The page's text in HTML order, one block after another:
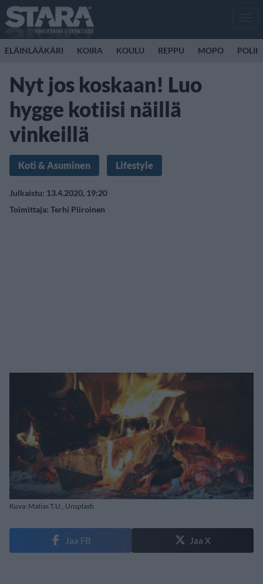
ELÄINLÄÄKÄRI KOIRA KOULU REPPU MOPO
Nyt jos koskaan! Luo
hygge kotiisi näillä
vinkeillä
Koti & Asuminen Lifestyle
Julkaistu: 13.4.2020, 19:20
Toimittaja: Terhi Piiroinen
Kuva: Matias T.U., Unsplash
Jaa FB Jaa X